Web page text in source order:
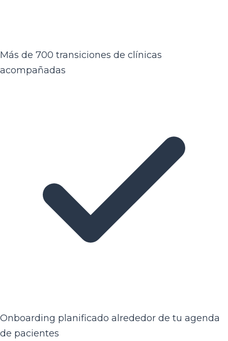
Más de 700 transiciones de clínicas
acompañadas
Onboarding planificado alrededor de tu agenda
de pacientes